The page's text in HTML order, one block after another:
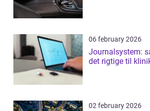
06 february 2026
Journalsystem:
det rigtige til
02 february 2026